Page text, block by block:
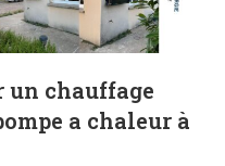
un chauffage
a chaleur à